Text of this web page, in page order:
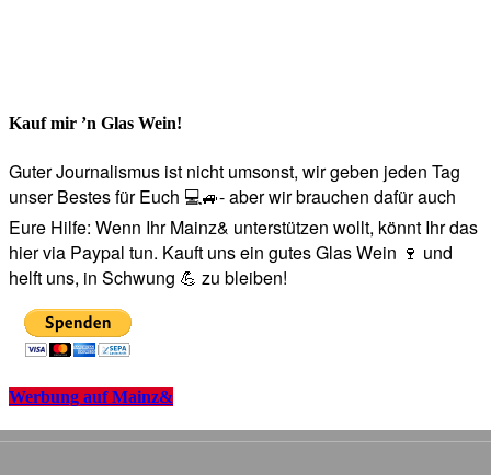
Kauf mir ’n Glas Wein!
Guter Journalismus ist nicht umsonst, wir geben jeden Tag
unser Bestes für Euch 💻🚙- aber wir brauchen dafür auch
Eure Hilfe: Wenn Ihr Mainz& unterstützen wollt, könnt Ihr das
hier via Paypal tun. Kauft uns ein gutes Glas Wein 🍷 und
helft uns, in Schwung 💪 zu bleiben!
Werbung auf Mainz&